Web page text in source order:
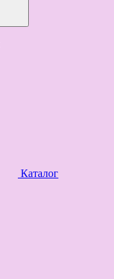
Каталог